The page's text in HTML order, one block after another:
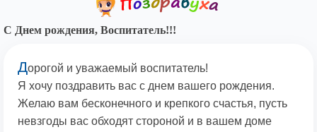
С Днем рождения, Воспитатель!!!
Дорогой и уважаемый воспитатель!
Я хочу поздравить вас с днем вашего рождения.
Желаю вам бесконечного и крепкого счастья, пусть
невзгоды вас обходят стороной и в вашем доме